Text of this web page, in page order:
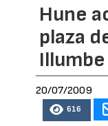
Hune
plaza
Illumbe
20/07/2009
616